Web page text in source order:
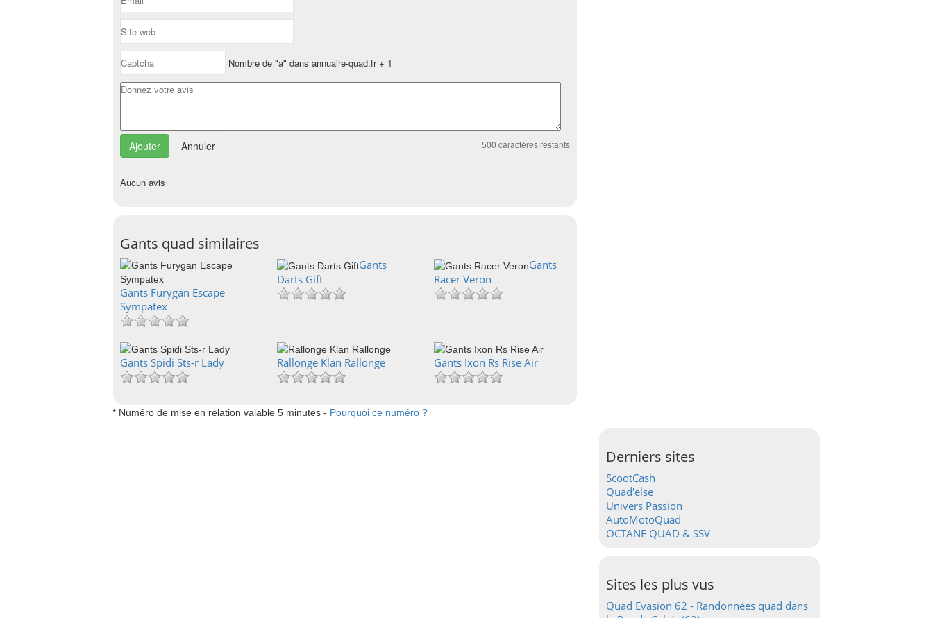
Nombre de "a" dans annuaire-quad.fr + 1
Annuler 500 caractères restants
Aucun avis
Gants quad similaires
Gants Furygan Escape
Sympatex
Gants
Darts Gift
Gants
Racer Veron
Gants Spidi Sts-r Lady Rallonge Klan Rallonge Gants Ixon Rs Rise Air
* Numéro de mise en relation valable 5 minutes - Pourquoi ce numéro ?
Derniers sites
ScootCash
Quad'else
Univers Passion
AutoMotoQuad
OCTANE QUAD & SSV
Sites les plus vus
Quad Evasion 62 - Randonnées quad dans